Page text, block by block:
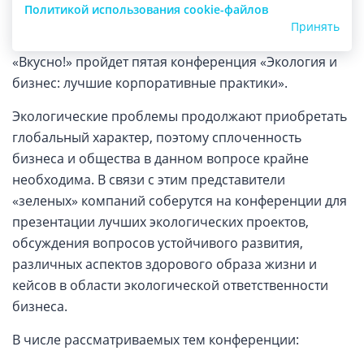
18 июня в фудмолле «Депо.Москва» в рамках
«Вкусно!» пройдет пятая конференция «Экология и
бизнес: лучшие корпоративные практики».
Экологические проблемы продолжают приобретать
глобальный характер, поэтому сплоченность
бизнеса и общества в данном вопросе крайне
необходима. В связи с этим представители
«зеленых» компаний соберутся на конференции для
презентации лучших экологических проектов,
обсуждения вопросов устойчивого развития,
различных аспектов здорового образа жизни и
кейсов в области экологической ответственности
бизнеса.
В числе рассматриваемых тем конференции:
Политикой использования cookie-файлов
Принять